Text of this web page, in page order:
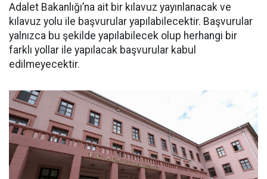
Adalet Bakanlığı’na ait bir kılavuz yayınlanacak ve
kılavuz yolu ile başvurular yapılabilecektir. Başvurular
yalnızca bu şekilde yapılabilecek olup herhangi bir
farklı yollar ile yapılacak başvurular kabul
edilmeyecektir.